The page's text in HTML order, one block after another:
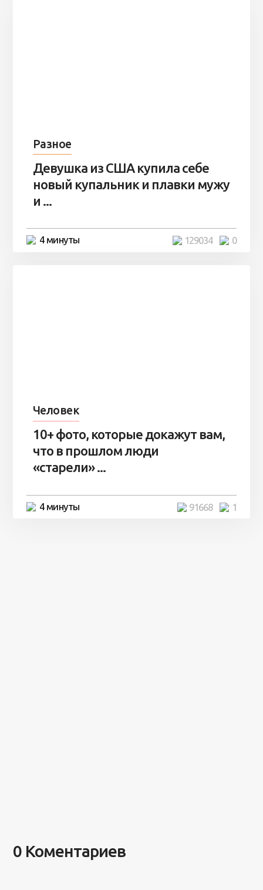
Разное
Девушка из США купила себе
новый купальник и плавки мужу
и ...
4 минуты 0
129034
Человек
10+ фото, которые докажут вам,
что в прошлом люди
«старели» ...
4 минуты 1
91668
0 Коментариев